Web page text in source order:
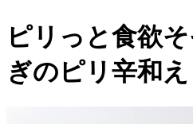
ピリっと食欲
ぎのピリ辛和え